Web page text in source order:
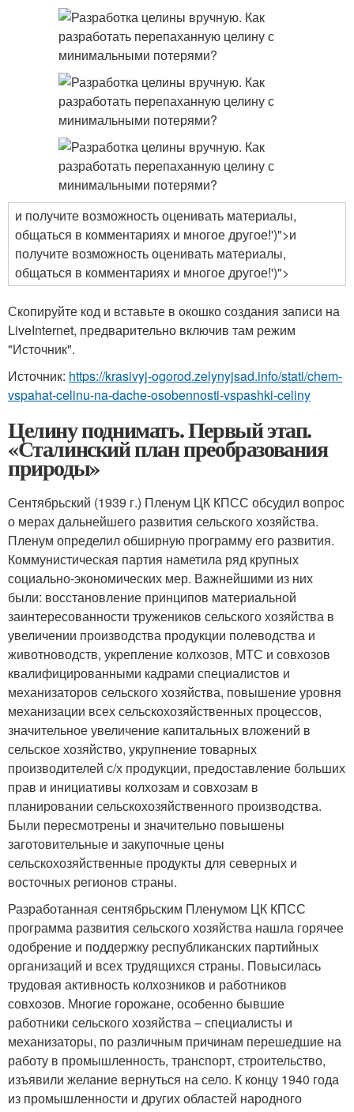
и получите возможность оценивать материалы,
общаться в комментариях и многое другое!')">и
получите возможность оценивать материалы,
общаться в комментариях и многое другое!')">
Скопируйте код и вставьте в окошко создания записи на
LiveInternet, предварительно включив там режим
"Источник".
Источник: https://krasivyj-ogorod.zelynyjsad.info/stati/chem-
vspahat-celinu-na-dache-osobennosti-vspashki-celiny
Целину поднимать. Первый этап.
«Сталинский план преобразования
природы»
Сентябрьский (1939 г.) Пленум ЦК КПСС обсудил вопрос
о мерах дальнейшего развития сельского хозяйства.
Пленум определил обширную программу его развития.
Коммунистическая партия наметила ряд крупных
социально-экономических мер. Важнейшими из них
были: восстановление принципов материальной
заинтересованности тружеников сельского хозяйства в
увеличении производства продукции полеводства и
животноводств, укрепление колхозов, МТС и совхозов
квалифицированными кадрами специалистов и
механизаторов сельского хозяйства, повышение уровня
механизации всех сельскохозяйственных процессов,
значительное увеличение капитальных вложений в
сельское хозяйство, укрупнение товарных
производителей с/х продукции, предоставление больших
прав и инициативы колхозам и совхозам в
планировании сельскохозяйственного производства.
Были пересмотрены и значительно повышены
заготовительные и закупочные цены
сельскохозяйственные продукты для северных и
восточных регионов страны.
Разработанная сентябрьским Пленумом ЦК КПСС
программа развития сельского хозяйства нашла горячее
одобрение и поддержку республиканских партийных
организаций и всех трудящихся страны. Повысилась
трудовая активность колхозников и работников
совхозов. Многие горожане, особенно бывшие
работники сельского хозяйства – специалисты и
механизаторы, по различным причинам перешедшие на
работу в промышленность, транспорт, строительство,
изъявили желание вернуться на село. К концу 1940 года
из промышленности и других областей народного